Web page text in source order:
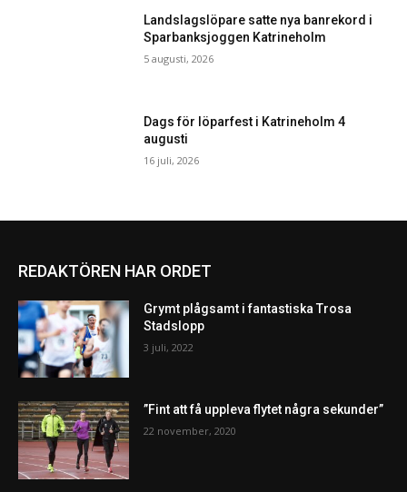
Landslagslöpare satte nya banrekord i
Sparbanksjoggen Katrineholm
5 augusti, 2026
Dags för löparfest i Katrineholm 4
augusti
16 juli, 2026
REDAKTÖREN HAR ORDET
Grymt plågsamt i fantastiska Trosa
Stadslopp
3 juli, 2022
”Fint att få uppleva flytet några sekunder”
22 november, 2020